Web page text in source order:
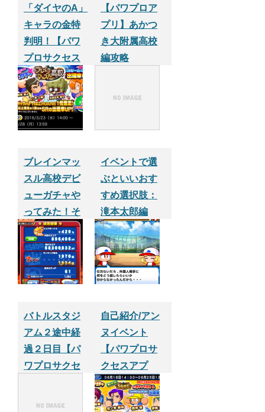
「ダイヤのA」
キャラの金特
判明！【パワ
プロサクセス
アプリ】
【パワプロア
プリ】あかつ
き大附属高校
編攻略
ブレインマッ
スル高校デビ
ューガチャや
ってみた！そ
の２
イベントで選
ぶといいおす
すめ選択肢：
滝本太郎編
【パワプロサ
クセスアプ
リ】
バトルスタジ
アム２途中経
過２日目【パ
ワプロサクセ
自己紹介/アン
ヌイベント
【パワプロサ
クセスアプ
リ】